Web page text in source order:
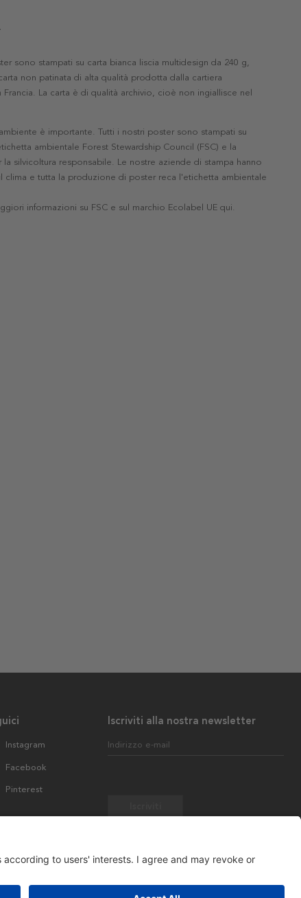
sono stampati su carta bianca liscia multidesign da 240 g,
non patinata di alta qualità prodotta dalla cartiera
Francia. La carta è di qualità archivio, cioè non ingiallisce nel
è importante. Tutti i nostri poster sono stampati su
ambientale Forest Stewardship Council (FSC) e la
la silvicoltura responsabile. Le nostre aziende di stampa hanno
clima e tutta la produzione di poster reca l'etichetta ambientale
informazioni su FSC e sul marchio Ecolabel UE qui.
Iscriviti alla nostra newsletter
Indirizzo e-mail
Instagram
Facebook
Pinterest